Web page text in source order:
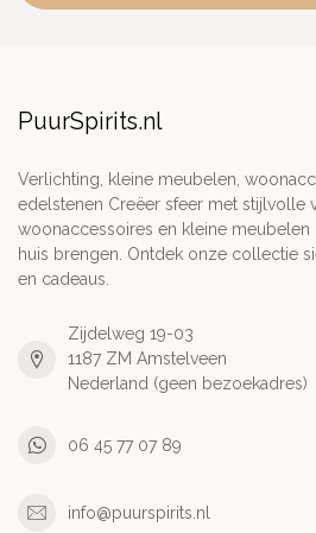
PuurSpirits.nl
Verlichting, kleine meubelen,
edelstenen Creëer sfeer met stijlvolle
woonaccessoires en kleine meubelen
huis brengen. Ontdek onze collectie
en cadeaus.
Zijdelweg 19-03
1187 ZM Amstelveen
Nederland (geen bezoekadres)
06 45 77 07 89
info@puurspirits.nl